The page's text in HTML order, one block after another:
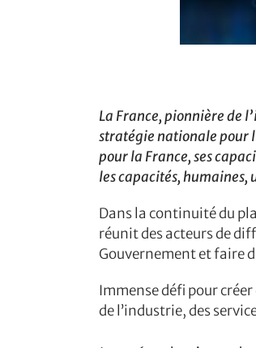
La France, pionnière de
stratégie nationale pour
pour la France, ses
les capacités,
Dans la continuité du
réunit des acteurs de
Gouvernement et faire
Immense défi pour
de l’industrie, des